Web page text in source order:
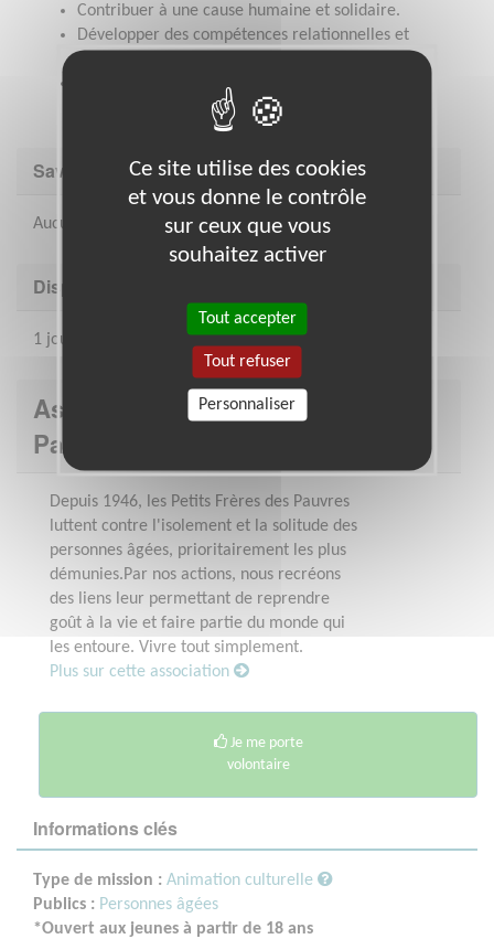
Contribuer à une cause humaine et solidaire.
Développer des compétences relationnelles et
Vivre une expérience enrichissante au cœur du
Savoir être & compétences
Aucunes compétences particulières pour cette mission
Disponibilité demandée
1 journée par mois (mercredi après-midi)
Association : Petits Frères des
Pauvres d'Occitanie
Depuis 1946, les Petits Frères des Pauvres
luttent contre l'isolement et la solitude des
personnes âgées, prioritairement les plus
démunies.Par nos actions, nous recréons
des liens leur permettant de reprendre
goût à la vie et faire partie du monde qui
les entoure. Vivre tout simplement.
Plus sur cette association
Je me porte
volontaire
Informations clés
Type de mission : Animation culturelle
Publics : Personnes âgées
*Ouvert aux jeunes à partir de 18 ans
Ce site utilise des cookies
et vous donne le contrôle
sur ceux que vous
souhaitez activer
Tout accepter
Tout refuser
Personnaliser